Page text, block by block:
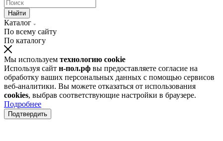
Найти
Каталог
По всему сайту
По каталогу
Мы используем технологию cookie
Используя сайт н-пол.рф вы предоставляете согласие на
обработку ваших персональных данных с помощью сервисов
веб-аналитики. Вы можете отказаться от использования
cookies, выбрав соответствующие настройки в браузере.
Подробнее
Подтвердить